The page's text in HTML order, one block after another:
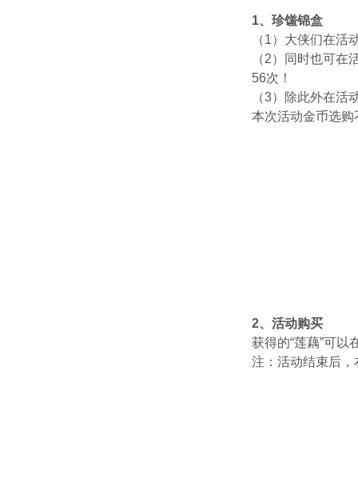
1、珍馐锦盒
（1）大侠们在活
（2）同时也可在
56次！
（3）除此外在活
本次活动金币选购
2、活动购买
获得的“莲藕”可
注：活动结束后